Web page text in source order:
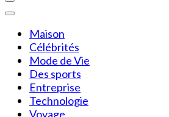
Maison
Célébrités
Mode de Vie
Des sports
Entreprise
Technologie
Voyage